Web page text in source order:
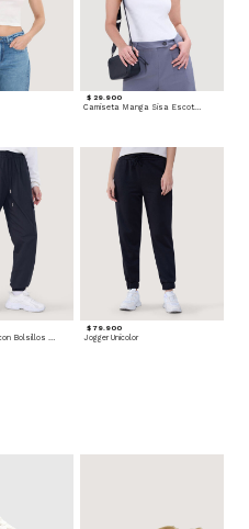
$ 29.900
Camiseta Manga Sisa Escotada
Pantalón Jogger con Bolsillos Cargo
$ 79.900
Jogger Unicolor